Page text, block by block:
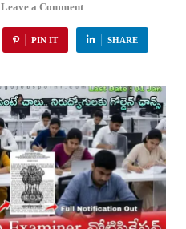
Leave a Comment
PIN IT SHARE